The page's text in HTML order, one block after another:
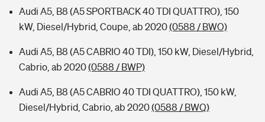
Audi A5, B8 (A5 SPORTBACK 40 TDI QUATTRO), 150
kW, Diesel/Hybrid, Coupe, ab 2020(0588 / BWO)
Audi A5, B8 (A5 CABRIO 40 TDI), 150 kW, Diesel/Hybrid,
Cabrio, ab 2020(0588 / BWP)
Audi A5, B8 (A5 CABRIO 40 TDI QUATTRO), 150 kW,
Diesel/Hybrid, Cabrio, ab 2020(0588 / BWQ)